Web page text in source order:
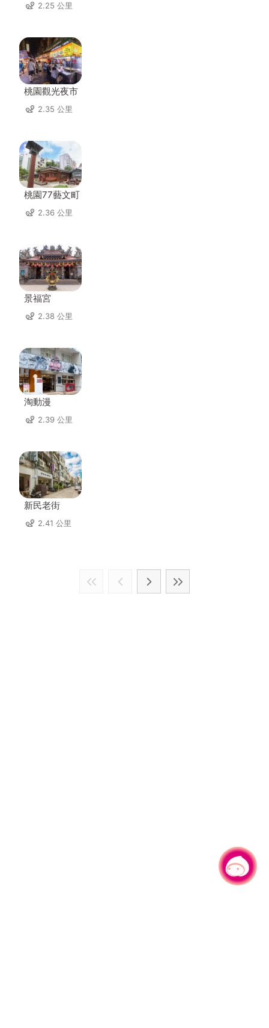
2.25 公里
桃園觀光夜市
2.35 公里
桃園77藝文町
2.36 公里
景福宮
2.38 公里
淘動漫
2.39 公里
新民老街
2.41 公里